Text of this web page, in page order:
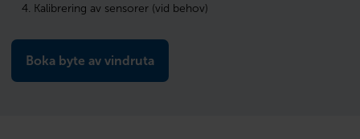
Kalibrering av sensorer (vid behov)
Boka byte av vindruta